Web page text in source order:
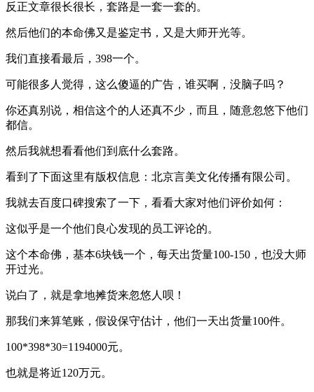
反正文章很长很长，套路是一套一套的。
然后他们的本命佛又是鉴定书，又是大师开光等。
我们直接看最后，398一个。
可能很多人觉得，这么傻逼的广告，谁买啊，没脑子吗？
你还真别说，相信这个的人还真不少，而且，随意忽悠下他们
都信。
然后我就想看看他们到底什么套路。
看到了下面这里有版权信息：北京言美文化传播有限公司。
我就去百度口碑搜索了一下，看看大家对他们评价如何：
这似乎是一个他们良心发现的员工评论的。
这个本命佛，基本6块钱一个，每天出货量100-150，也没大师
开过光。
说白了，就是拿地摊货来忽悠人呗！
那我们来算笔账，假设保守估计，他们一天出货量100件。
100*398*30=1194000元。
也就是将近120万元。